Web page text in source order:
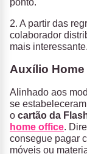
ponto.
2. A partir das
colaborador
mais interessante.
Auxílio Home
Alinhado aos
se
o cartão da
home office.
consegue pagar
móveis ou